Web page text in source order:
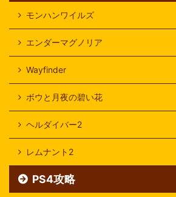
モンハンワイルズ
エンダーマグノリア
Wayfinder
ボウと月夜の碧い花
ヘルダイバー2
レムナント2
PS4攻略